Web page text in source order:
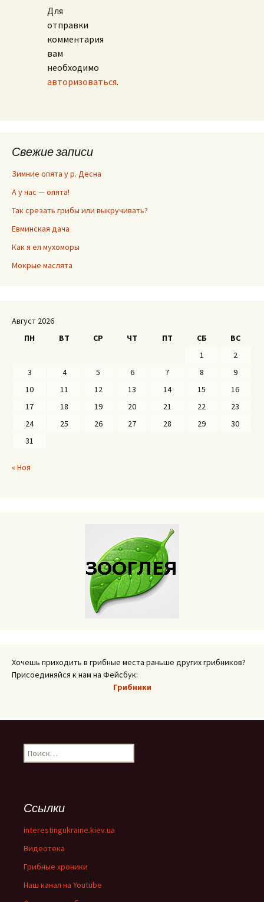
Для
отправки
комментария
вам
необходимо
авторизоваться.
Свежие записи
Зимние опята у р. Десна
А у нас — опята!
Так срезать грибы или выкручивать?
Евминская дача
Как я ел мухоморы
Мокрые маслята
Август 2026
ПН
ВТ СР ЧТ ПТ СБ
ВС
1
2
3
4 5 6 7 8
9
10
11 12 13 14 15
16
17
18 19 20 21 22
23
24
25 26 27 28 29
30
31
« Ноя
Хочешь приходить в грибные места раньше других грибников?
Присоединяйся к нам на Фейсбук:
Грибники
Найти:
Ссылки
interestingukraine.kiev.ua
Видеотека
Грибные хроники
Наш канал на Youtube